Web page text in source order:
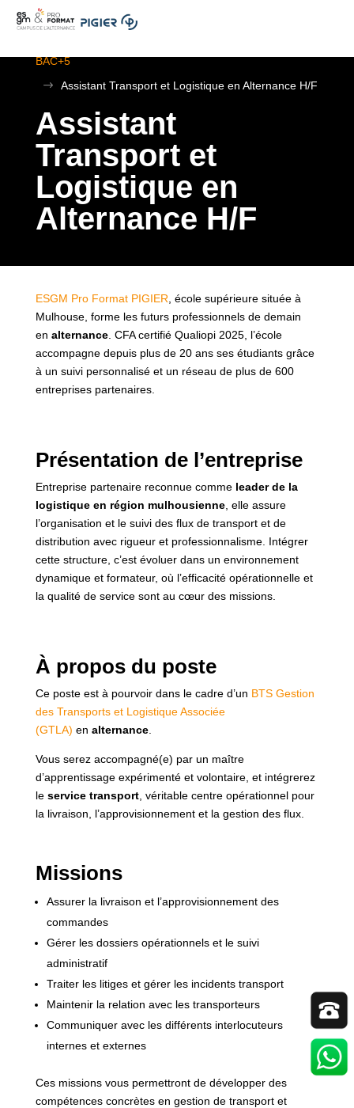
BAC+5
$
Assistant Transport et Logistique en Alternance H/F
Assistant
Transport et
Logistique en
Alternance H/F
ESGM Pro Format PIGIER , école supérieure située à
Mulhouse, forme les futurs professionnels de demain
en alternance. CFA certifié Qualiopi 2025, l’école
accompagne depuis plus de 20 ans ses étudiants grâce
à un suivi personnalisé et un réseau de plus de 600
entreprises partenaires.
Présentation de l’entreprise
Entreprise partenaire reconnue comme leader de la
logistique en région mulhousienne, elle assure
l’organisation et le suivi des flux de transport et de
distribution avec rigueur et professionnalisme. Intégrer
cette structure, c’est évoluer dans un environnement
dynamique et formateur, où l’efficacité opérationnelle et
la qualité de service sont au cœur des missions.
À propos du poste
Ce poste est à pourvoir dans le cadre d’un BTS Gestion
des Transports et Logistique Associée
(GTLA) en alternance.
Vous serez accompagné(e) par un maître
d’apprentissage expérimenté et volontaire, et intégrerez
leservice transport, véritable centre opérationnel pour
la livraison, l’approvisionnement et la gestion des flux.
Missions
Assurer la livraison et l’approvisionnement des
commandes
Gérer les dossiers opérationnels et le suivi
administratif
Traiter les litiges et gérer les incidents transport
Maintenir la relation avec les transporteurs
Communiquer avec les différents interlocuteurs
internes et externes
Ces missions vous permettront de développer des
compétences concrètes en gestion de transport et